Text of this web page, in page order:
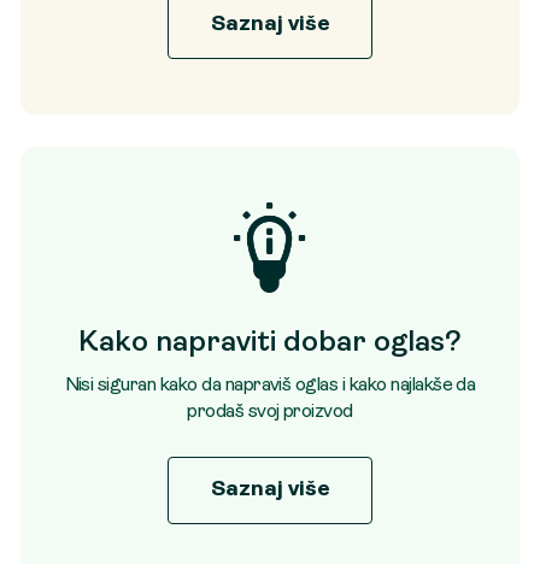
Saznaj više
Kako napraviti dobar oglas?
Nisi siguran kako da napraviš oglas i kako najlakše da
prodaš svoj proizvod
Saznaj više